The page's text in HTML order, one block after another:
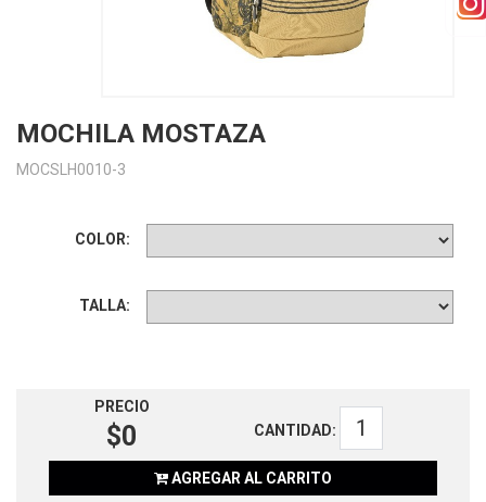
MOCHILA MOSTAZA
MOCSLH0010-3
COLOR:
TALLA:
PRECIO
$0 CANTIDAD:
AGREGAR AL CARRITO